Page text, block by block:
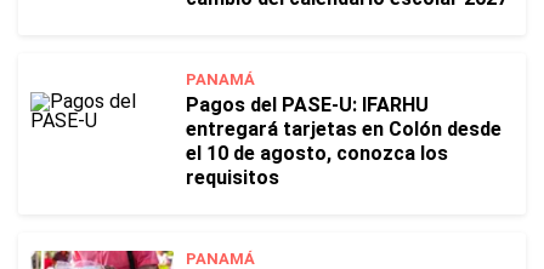
PANAMÁ
Pagos del PASE-U: IFARHU
entregará tarjetas en Colón desde
el 10 de agosto, conozca los
requisitos
PANAMÁ